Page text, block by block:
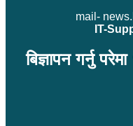
mail-
IT-
बिज्ञापन गर्नु